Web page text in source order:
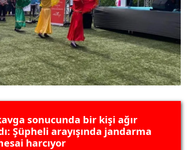
sonucunda bir kişi ağır
Şüpheli arayışında jandarma
harcıyor